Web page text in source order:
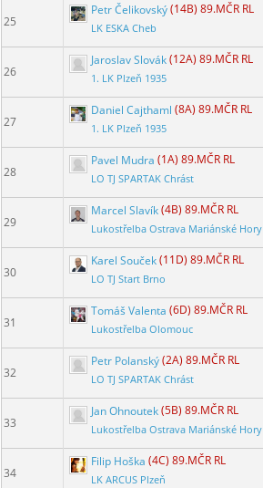
25
Petr Čelikovský(14B) 89.MČR RL
LK ESKA Cheb
26
Jaroslav Slovák(12A) 89.MČR RL
1. LK Plzeň 1935
27
Daniel Cajthaml (8A) 89.MČR RL
1. LK Plzeň 1935
28
Pavel Mudra (1A) 89.MČR RL
LO TJ SPARTAK Chrást
29
Marcel Slavík(4B) 89.MČR RL
Lukostřelba Ostrava Mariánské Hory
30
Karel Souček(11D) 89.MČR RL
LO TJ Start Brno
31
Tomáš Valenta (6D) 89.MČR RL
Lukostřelba Olomouc
32
Petr Polanský(2A) 89.MČR RL
LO TJ SPARTAK Chrást
33
Jan Ohnoutek(5B) 89.MČR RL
Lukostřelba Ostrava Mariánské Hory
34
Filip Hoška (4C) 89.MČR RL
LK ARCUS Plzeň